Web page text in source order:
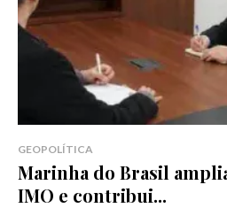
GEOPOLÍTICA
Marinha do Brasil
IMO e contribui...